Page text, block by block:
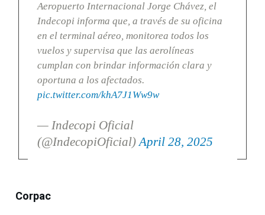
Aeropuerto Internacional Jorge Chávez, el
Indecopi informa que, a través de su oficina
en el terminal aéreo, monitorea todos los
vuelos y supervisa que las aerolíneas
cumplan con brindar información clara y
oportuna a los afectados.
pic.twitter.com/khA7J1Ww9w
— Indecopi Oficial
(@IndecopiOficial)April 28, 2025
Corpac